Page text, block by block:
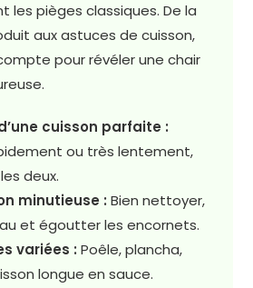
les pièges classiques. De la
aux astuces de cuisson,
pour révéler une chair
cuisson parfaite :
ou très lentement,
deux.
minutieuse : Bien nettoyer,
et égoutter les encornets.
variées : Poêle, plancha,
longue en sauce.